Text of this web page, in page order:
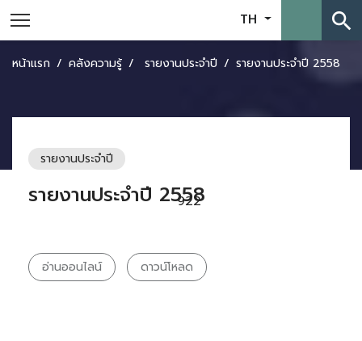
TH search
หน้าแรก คลังความรู้ รายงานประจำปี รายงานประจำปี 2558
รายงานประจำปี
922
รายงานประจำปี 2558
อ่านออนไลน์ ดาวน์โหลด